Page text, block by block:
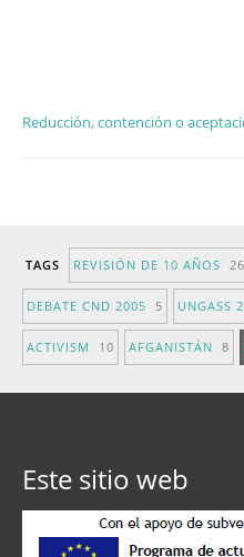
Reducción, contención o
TAGS REVISIÓN DE 10 AÑOS 26
DEBATE CND 2005 5 UNGASS
ACTIVISM 10 AFGANISTÁN 8
Este sitio web